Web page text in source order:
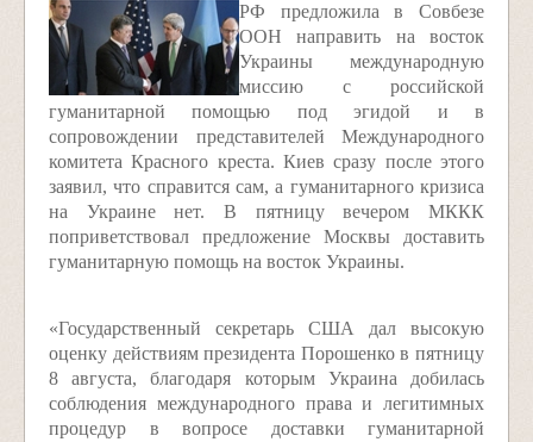
РФ предложила в Совбезе
ООН направить на восток
Украины международную
миссию с российской
гуманитарной помощью под эгидой и в
сопровождении представителей Международного
комитета Красного креста. Киев сразу после этого
заявил, что справится сам, а гуманитарного кризиса
на Украине нет. В пятницу вечером МККК
поприветствовал предложение Москвы доставить
гуманитарную помощь на восток Украины.
«Государственный секретарь США дал высокую
оценку действиям президента Порошенко в пятницу
8 августа, благодаря которым Украина добилась
соблюдения международного права и легитимных
процедур в вопросе доставки гуманитарной